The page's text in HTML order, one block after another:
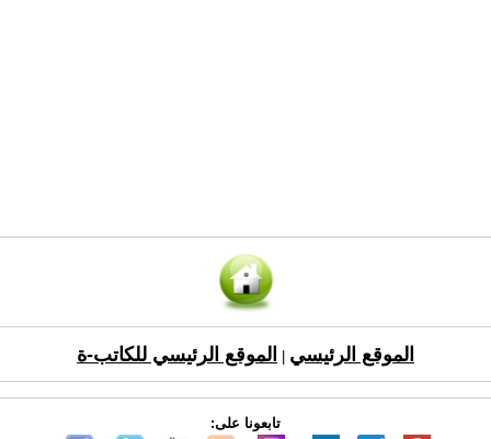
الموقع الرئيسي الموقع الرئيسي للكاتب-ة
تابعونا على: